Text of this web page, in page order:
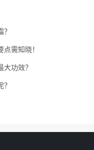
需知晓！
功效？